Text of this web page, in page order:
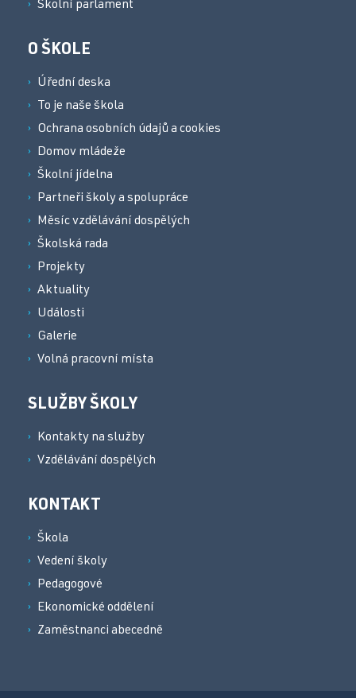
Školní parlament
O ŠKOLE
Úřední deska
To je naše škola
Ochrana osobních údajů a cookies
Domov mládeže
Školní jídelna
Partneři školy a spolupráce
Měsíc vzdělávání dospělých
Školská rada
Projekty
Aktuality
Události
Galerie
Volná pracovní místa
SLUŽBY ŠKOLY
Kontakty na služby
Vzdělávání dospělých
KONTAKT
Škola
Vedení školy
Pedagogové
Ekonomické oddělení
Zaměstnanci abecedně